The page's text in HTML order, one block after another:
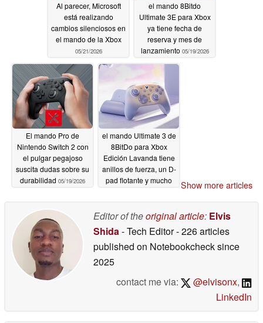
Al parecer, Microsoft
está realizando
cambios silenciosos en
el mando de la Xbox
05/21/2026
el mando 8Bitdo
Ultimate 3E para Xbox
ya tiene fecha de
reserva y mes de
lanzamiento 05/19/2026
El mando Pro de
Nintendo Switch 2 con
el pulgar pegajoso
suscita dudas sobre su
durabilidad 05/19/2026
el mando Ultimate 3 de
8BitDo para Xbox
Edición Lavanda tiene
anillos de fuerza, un D-
pad flotante y mucho
Show more articles
Editor of theoriginal article: Elvis
Shida- Tech Editor- 226 articles
published on Notebookchecksince
2025
contact me via:
@elvisonx,
LinkedIn